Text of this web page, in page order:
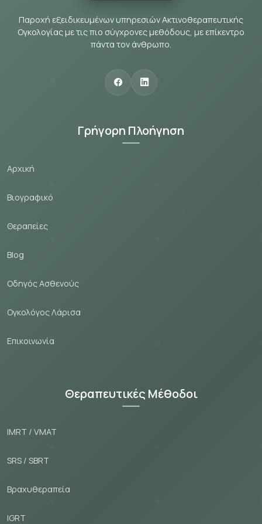
Παροχή εξειδικευμένων υπηρεσιών Ακτινοθεραπευτικής
Ογκολογίας με τις πιο σύγχρονες μεθόδους, με επίκεντρο
πάντα τον άνθρωπο.
Γρήγορη Πλοήγηση
Αρχική
Βιογραφικό
Θεραпείες
Blog
Οδηγός Ασθενούς
Ογκολόγος Λάρισα
Εпικοινωνία
Θεραπευτικές Μέθοδοι
IMRT / VMAT
SRS / SBRT
Βραχυθεραπεία
IGRT